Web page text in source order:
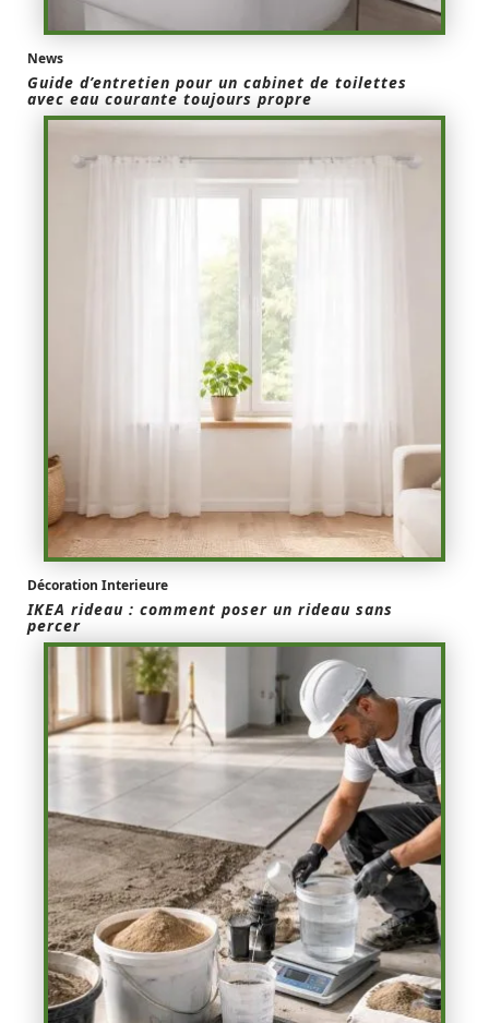
News
Guide d’entretien pour un cabinet de toilettes
avec eau courante toujours propre
Décoration Interieure
IKEA rideau : comment poser un rideau sans
percer